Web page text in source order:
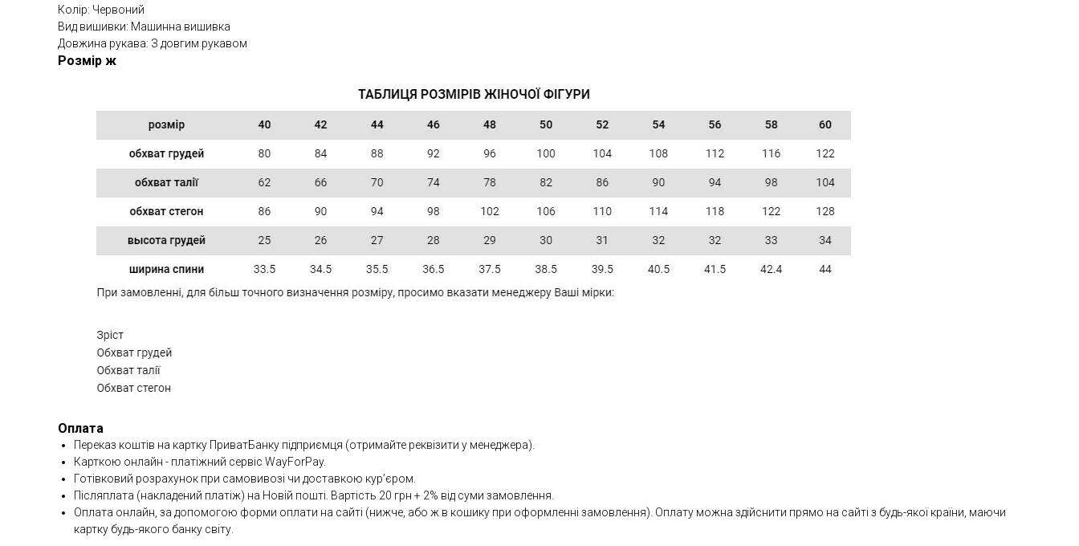
Колір: Червоний
Вид вишивки: Машинна вишивка
Довжина рукава: З довгим рукавом
Розмір ж
Оплата
Переказ коштів на картку ПриватБанку підприємця (отримайте реквізити у менеджера).
Карткою онлайн - платіжний сервіс WayForPay.
Готівковий розрахунок при самовивозі чи доставкою кур’єром.
Післяплата (накладений платіж) на Новій пошті. Вартість 20 грн + 2% від суми замовлення.
Оплата онлайн, за допомогою форми оплати на сайті (нижче, або ж в кошику при оформленні замовлення). Оплату можна здійснити прямо на сайті з будь-якої країни, маючи
картку будь-якого банку світу.